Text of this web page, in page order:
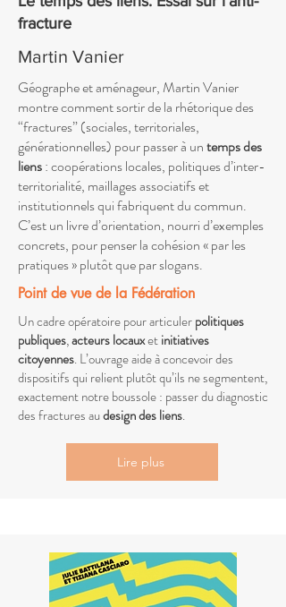
fracture
Martin Vanier
Géographe et aménageur, Martin Vanier
montre comment sortir de la rhétorique des
“fractures” (sociales, territoriales,
générationnelles) pour passer à untemps des
liens: coopérations locales, politiques d’inter-
territorialité, maillages associatifs et
institutionnels qui fabriquent du commun.
C’est un livre d’orientation, nourri d’exemples
concrets, pour penser la cohésion « par les
pratiques » plutôt que par slogans.
Point de vue de la Fédération
Un cadre opératoire pour articulerpolitiques
publiques,acteurs locauxetinitiatives
citoyennes. L’ouvrage aide à concevoir des
dispositifs qui relient plutôt qu’ils ne segmentent,
exactement notre boussole : passer du diagnostic
des fractures audesign des liens.
Lire plus